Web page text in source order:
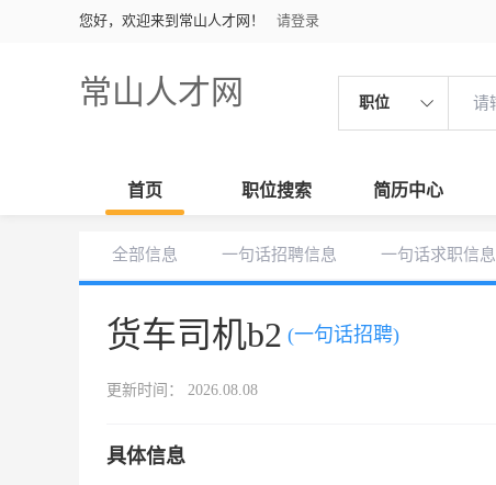
您好，欢迎来到常山人才网！ 请登录
常山人才网 职位
首页 职位搜索 简历中心
全部信息 一句话招聘信息 一句话求职信息
货车司机b2 (一句话招聘)
更新时间： 2026.08.08
具体信息